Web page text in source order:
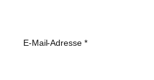
E-Mail-Adresse *